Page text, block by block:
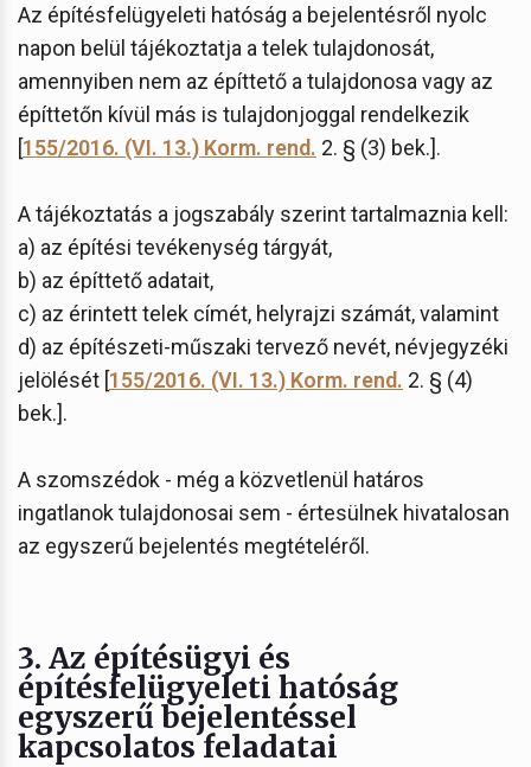
Az építésfelügyeleti hatóság a bejelentésről nyolc
napon belül tájékoztatja a telek tulajdonosát,
amennyiben nem az építtető a tulajdonosa vagy az
építtetőn kívül más is tulajdonjoggal rendelkezik
[155/2016. (VI. 13.) Korm. rend. 2. § (3) bek.].
A tájékoztatás a jogszabály szerint tartalmaznia kell:
a) az építési tevékenység tárgyát,
b) az építtető adatait,
c) az érintett telek címét, helyrajzi számát, valamint
d) az építészeti-műszaki tervező nevét, névjegyzéki
jelölését [155/2016. (VI. 13.) Korm. rend. 2. § (4)
bek.].
A szomszédok - még a közvetlenül határos
ingatlanok tulajdonosai sem - értesülnek hivatalosan
az egyszerű bejelentés megtételéről.
3. Az építésügyi és
építésfelügyeleti hatóság
egyszerű bejelentéssel
kapcsolatos feladatai